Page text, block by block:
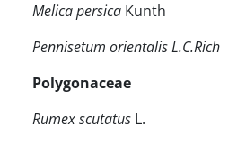
Melica persica Kunth
Pennisetum orientalisL.C.Rich
Polygonaceae
Rumex scutatus L.